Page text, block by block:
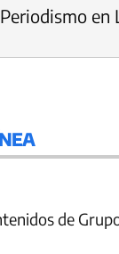
en
de